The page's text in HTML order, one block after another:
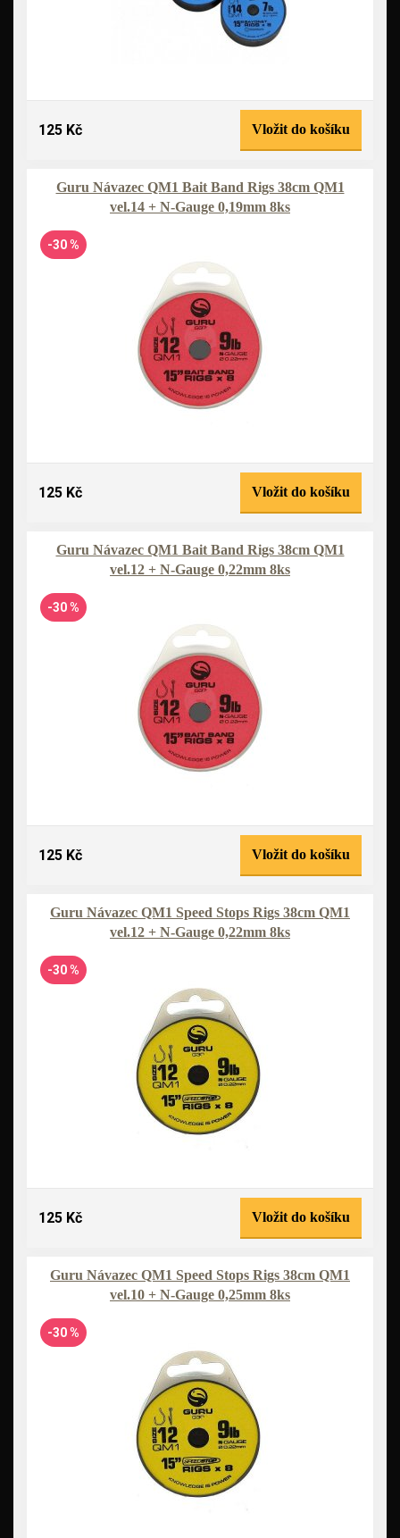
125 Kč Vložit do košíku
Guru Návazec QM1 Bait Band Rigs 38cm QM1
vel.14 + N-Gauge 0,19mm 8ks
-30 %
125 Kč Vložit do košíku
Guru Návazec QM1 Bait Band Rigs 38cm QM1
vel.12 + N-Gauge 0,22mm 8ks
-30 %
125 Kč Vložit do košíku
Guru Návazec QM1 Speed Stops Rigs 38cm QM1
vel.12 + N-Gauge 0,22mm 8ks
-30 %
125 Kč Vložit do košíku
Guru Návazec QM1 Speed Stops Rigs 38cm QM1
vel.10 + N-Gauge 0,25mm 8ks
-30 %